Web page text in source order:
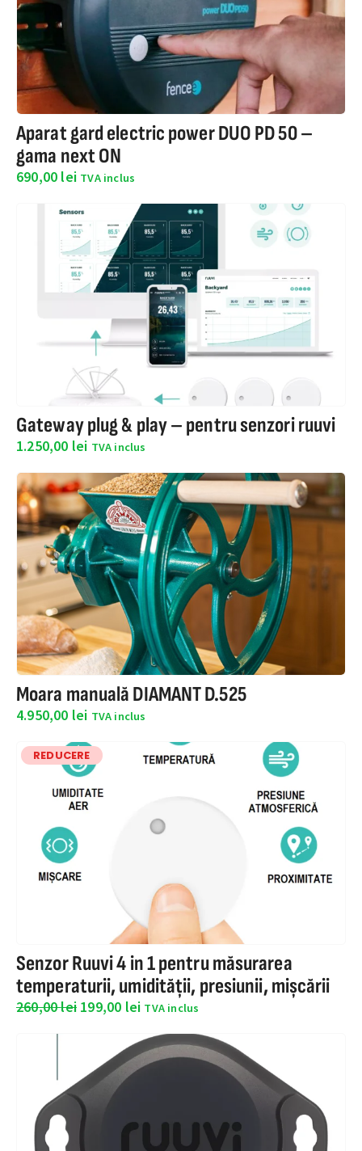
Aparat gard electric power DUO PD 50 –
gama next ON
690,00 lei TVA inclus
Gateway plug & play – pentru senzori ruuvi
1.250,00 lei TVA inclus
Moara manuală DIAMANT D.525
4.950,00 lei TVA inclus
REDUCERE
Senzor Ruuvi 4 in 1 pentru măsurarea
temperaturii, umidității, presiunii, mișcării
260,00lei 199,00 lei TVA inclus